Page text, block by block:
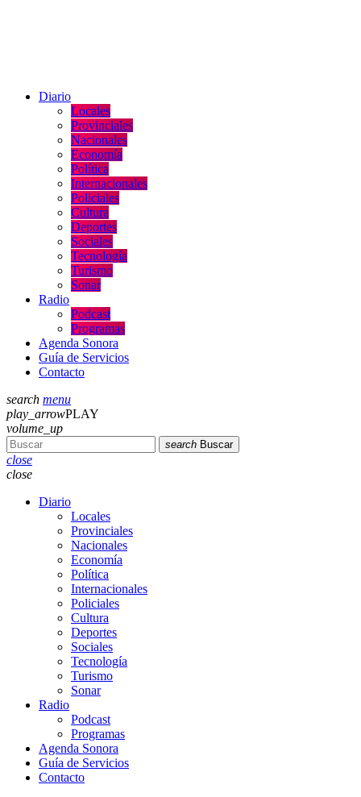
Diario
Locales
Provinciales
Nacionales
Economía
Política
Internacionales
Policiales
Cultura
Deportes
Sociales
Tecnología
Turismo
Sonar
Radio
Podcast
Programas
Agenda Sonora
Guía de Servicios
Contacto
search menu
play_arrowPLAY
volume_up
search Buscar
close
close
Diario
Locales
Provinciales
Nacionales
Economía
Política
Internacionales
Policiales
Cultura
Deportes
Sociales
Tecnología
Turismo
Sonar
Radio
Podcast
Programas
Agenda Sonora
Guía de Servicios
Contacto